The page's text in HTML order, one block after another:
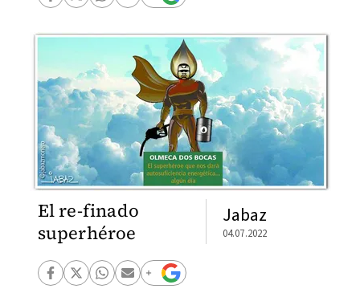
El re-finado
superhéroe
Jabaz
04.07.2022